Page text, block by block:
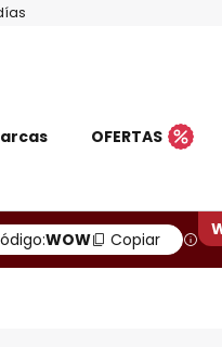
OFERTAS
WOW Copiar